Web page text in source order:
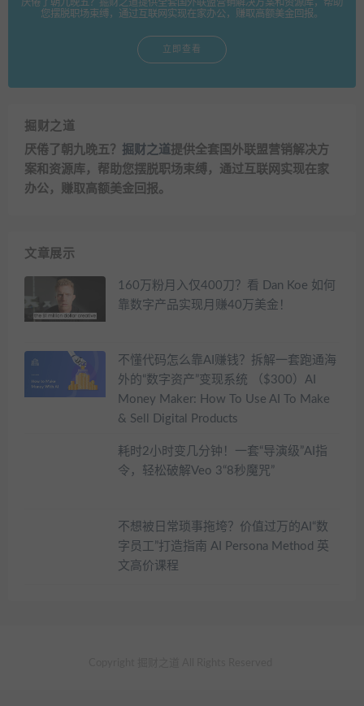
厌倦了朝九晚五？掘财之道提供全套国外联盟营销解决方案和资源库，帮助
您摆脱职场束缚，通过互联网实现在家办公，赚取高额美金回报。
立即查看
掘财之道
厌倦了朝九晚五？ 掘财之道 提供全套国外联盟营销解决方
案和资源库，帮助您摆脱职场束缚，通过互联网实现在家
办公，赚取高额美金回报。
文章展示
160万粉月入仅400刀？看 Dan Koe 如何
靠数字产品实现月赚40万美金！
不懂代码怎么靠AI赚钱？拆解一套跑通海
外的“数字资产”变现系统 （$300）AI
Money Maker: How To Use AI To Make
& Sell Digital Products
耗时2小时变几分钟！一套“导演级”AI指
令，轻松破解Veo 3“8秒魔咒”
不想被日常琐事拖垮？价值过万的AI“数
字员工”打造指南 AI Persona Method 英
文高价课程